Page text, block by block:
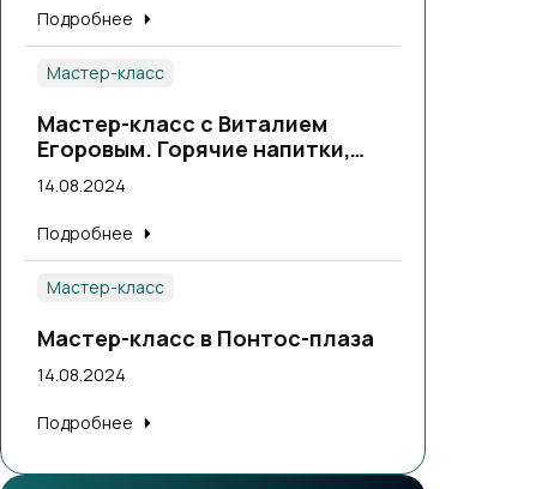
Подробнее
Мастер-класс
Мастер-класс с Виталием
Егоровым. Горячие напитки,
теплые коктейли.
14.08.2024
Подробнее
Мастер-класс
Мастер-класс в Понтос-плаза
14.08.2024
Подробнее